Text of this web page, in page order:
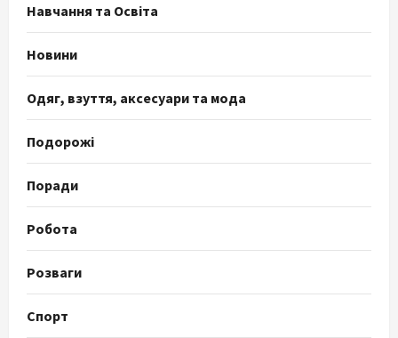
Навчання та Освіта
Новини
Одяг, взуття, аксесуари та мода
Подорожі
Поради
Робота
Розваги
Спорт